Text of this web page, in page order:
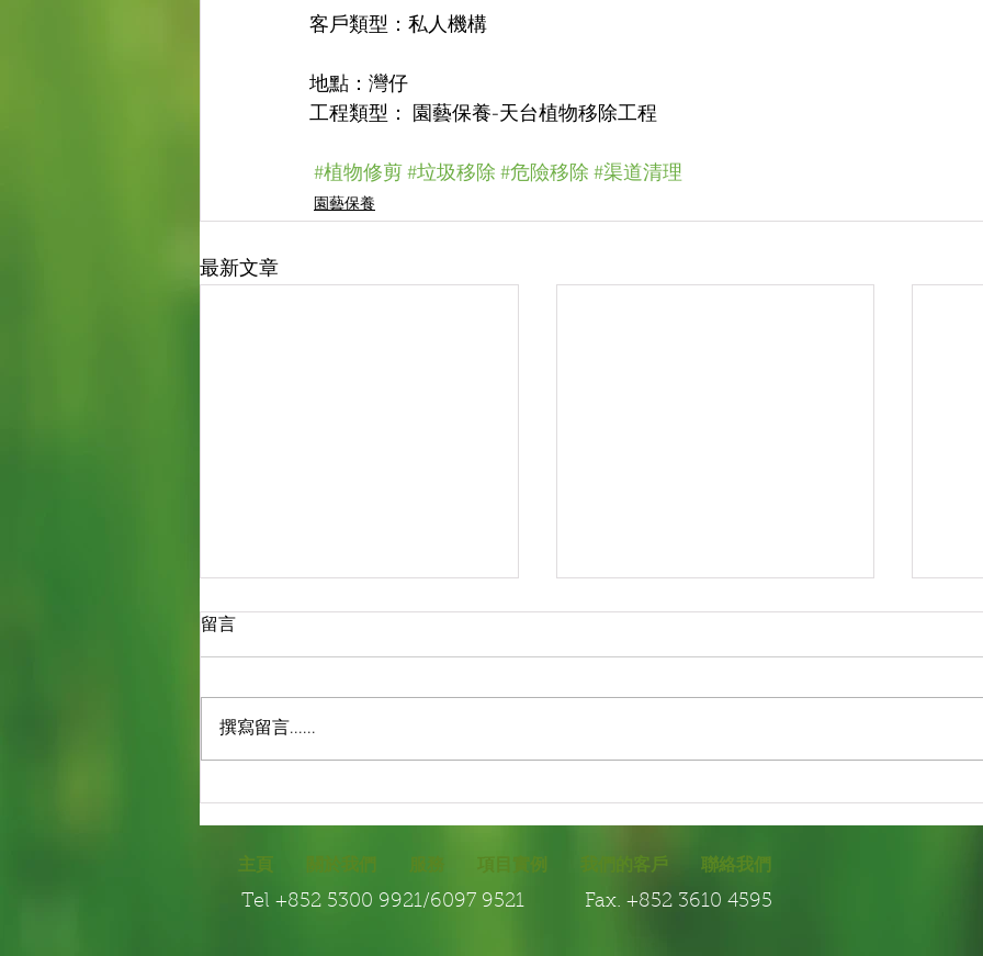
客戶類型：私人機構
地點：灣仔
工程類型： 園藝保養-天台植物移除工程
#植物修剪 #垃圾移除 #危險移除 #渠道清理
園藝保養
最新文章
留言
撰寫留言......
主頁 關於我們 服務 項目實例 我們的客戶 聯絡我們
Tel +852 5300 9921/6097 9521 Fax. +852 3610 4595